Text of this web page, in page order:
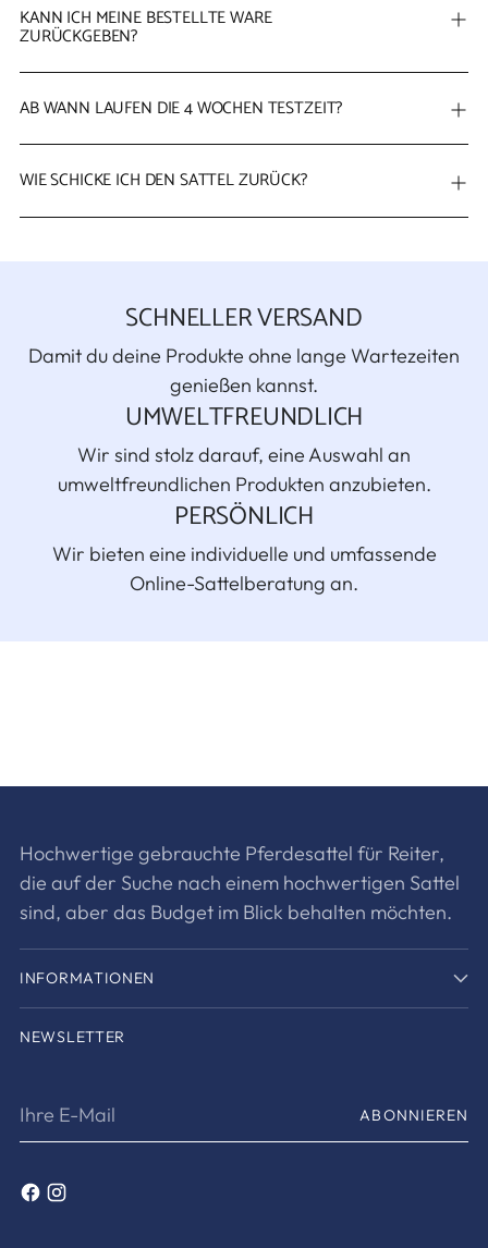
KANN ICH MEINE BESTELLTE WARE
ZURÜCKGEBEN?
AB WANN LAUFEN DIE 4 WOCHEN TESTZEIT?
WIE SCHICKE ICH DEN SATTEL ZURÜCK?
SCHNELLER VERSAND
Damit du deine Produkte ohne lange Wartezeiten
genießen kannst.
UMWELTFREUNDLICH
Wir sind stolz darauf, eine Auswahl an
umweltfreundlichen Produkten anzubieten.
PERSÖNLICH
Wir bieten eine individuelle und umfassende
Online-Sattelberatung an.
Hochwertige gebrauchte Pferdesattel für Reiter,
die auf der Suche nach einem hochwertigen Sattel
sind, aber das Budget im Blick behalten möchten.
INFORMATIONEN
NEWSLETTER
Ihre
ABONNIEREN